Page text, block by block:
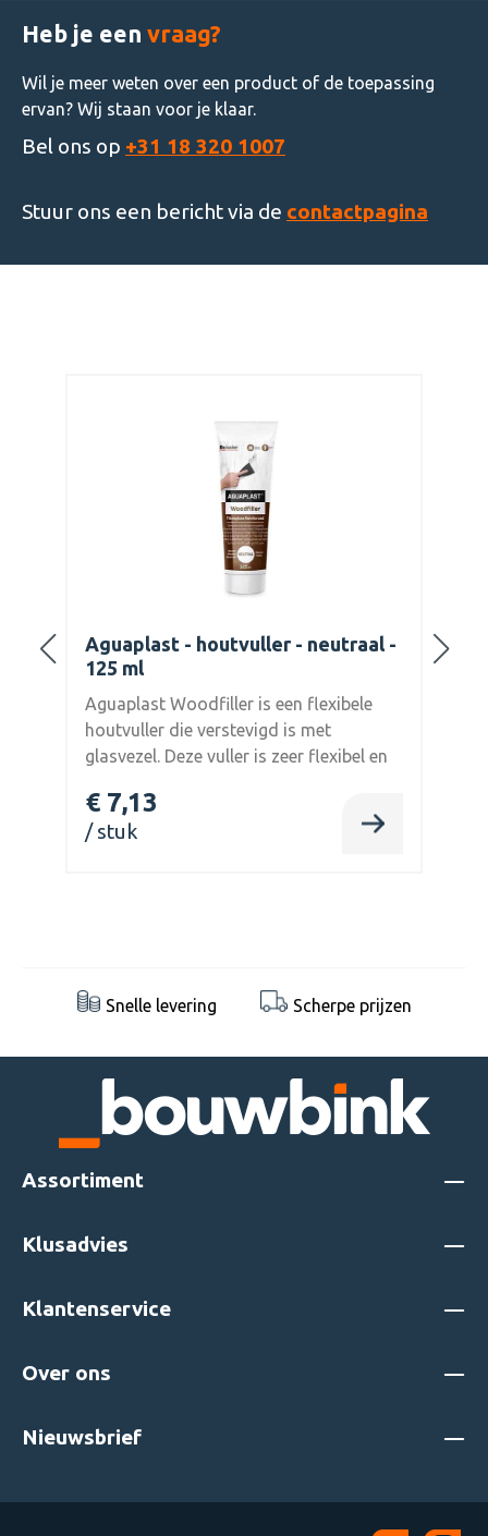
Heb je een vraag?
Wil je meer weten over een product of de toepassing
ervan? Wij staan voor je klaar.
Bel ons op +31 18 320 1007
Stuur ons een bericht via de contactpagina
Aguaplast - houtvuller - neutraal -
125 ml
Aguaplast Woodfiller is een flexibele
houtvuller die verstevigd is met
glasvezel. Deze vuller is zeer flexibel en
hout aan. De houtvuller van Aguaplast is
overschilderbaar met producten zoals
€ 7,13
stuk
Snelle levering Scherpe prijzen
Assortiment
Klusadvies
Klantenservice
Over ons
Nieuwsbrief